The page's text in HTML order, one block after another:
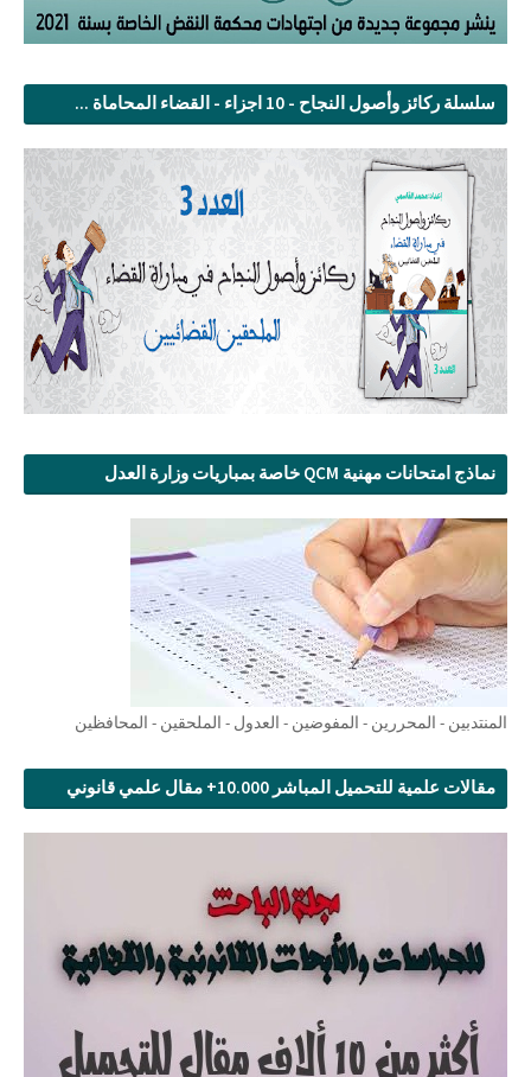
سلسلة ركائز وأصول النجاح - 10 اجزاء - القضاء المحاماة ...
نماذج امتحانات مهنية QCM خاصة بمباريات وزارة العدل
المنتدبين - المحررين - المفوضين - العدول - الملحقين - المحافظين
مقالات علمية للتحميل المباشر 10.000+ مقال علمي قانوني